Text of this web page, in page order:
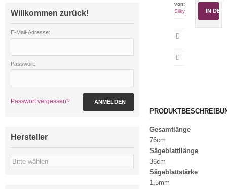
IN DEN
von:
Silky
Gesamtlänge
76cm
Sägeblattllänge
36cm
Sägeblattstärke
1,5mm
Willkommen zurück!
E-Mail-Adresse:
Passwort:
Passwort vergessen? ANMELDEN
Hersteller